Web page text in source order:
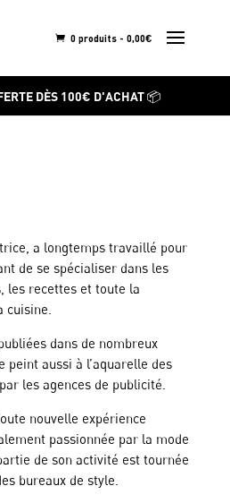
0 produits -0,00€
DÈS 100€ D'ACHAT 📦
a longtemps travaillé pour
de se spécialiser dans les
les recettes et toute la
cuisine.
dans de nombreux
peint aussi à l’aquarelle des
les agences de publicité.
nouvelle expérience
passionnée par la mode
de son activité est tournée
bureaux de style.